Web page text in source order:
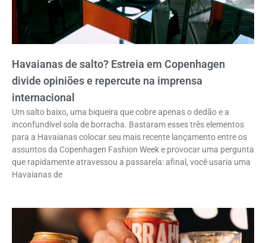
Havaianas de salto? Estreia em Copenhagen
divide opiniões e repercute na imprensa
internacional
Um salto baixo, uma biqueira que cobre apenas o dedão e a
inconfundível sola de borracha. Bastaram esses três elementos
para a Havaianas colocar seu mais recente lançamento entre os
assuntos da Copenhagen Fashion Week e provocar uma pergunta
que rapidamente atravessou a passarela: afinal, você usaria uma
Havaianas de